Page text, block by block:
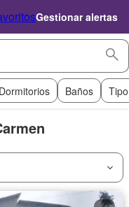
Gestionar alertas
Dormitorios Baños